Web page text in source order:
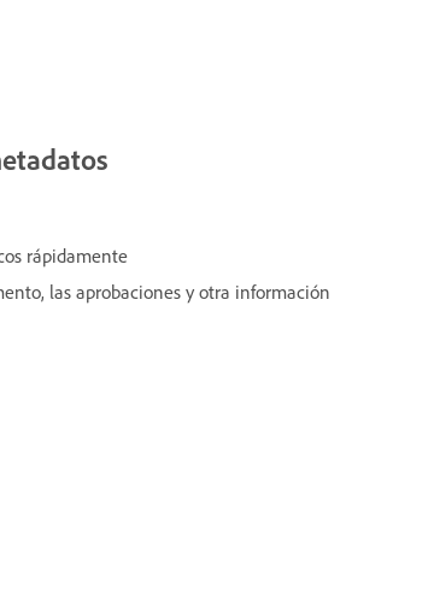
rápidamente
las aprobaciones y otra información